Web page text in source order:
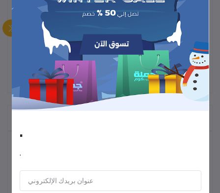
ترموس قهوة وشاي
.
.